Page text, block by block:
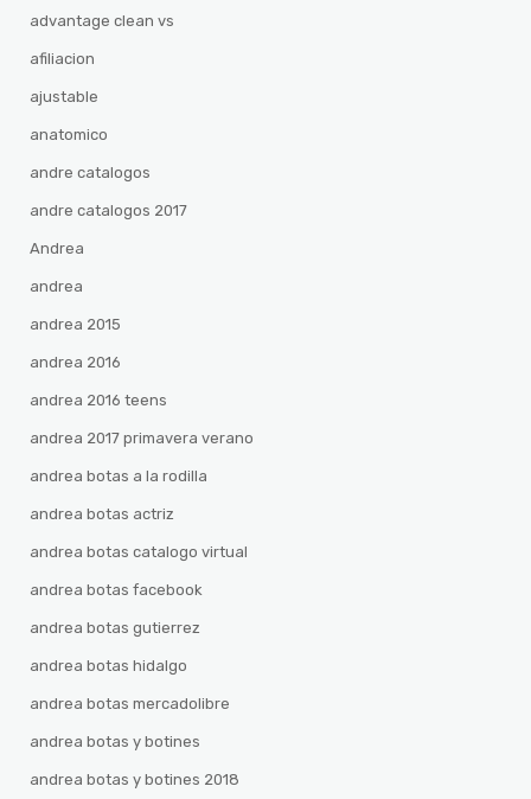
advantage clean vs
afiliacion
ajustable
anatomico
andre catalogos
andre catalogos 2017
Andrea
andrea
andrea 2015
andrea 2016
andrea 2016 teens
andrea 2017 primavera verano
andrea botas a la rodilla
andrea botas actriz
andrea botas catalogo virtual
andrea botas facebook
andrea botas gutierrez
andrea botas hidalgo
andrea botas mercadolibre
andrea botas y botines
andrea botas y botines 2018